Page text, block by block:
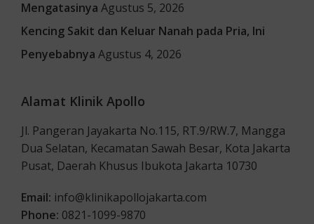
Mengatasinya Agustus 5, 2026
Kencing Sakit dan Keluar Nanah pada Pria, Ini
Penyebabnya Agustus 4, 2026
Alamat Klinik Apollo
Jl. Pangeran Jayakarta No.115, RT.9/RW.7, Mangga
Dua Selatan, Kecamatan Sawah Besar, Kota Jakarta
Pusat, Daerah Khusus Ibukota Jakarta 10730
Email: info@klinikapollojakarta.com
Phone: 0821-1099-9870